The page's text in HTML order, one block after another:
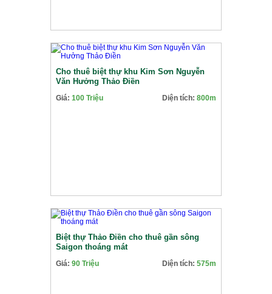
Cho thuê biệt thự khu Kim Sơn Nguyễn
Văn Hưởng Thảo Điền
Giá: 100 Triệu Diện tích: 800m
Biệt thự Thảo Điền cho thuê gần sông
Saigon thoáng mát
Giá: 90 Triệu Diện tích: 575m